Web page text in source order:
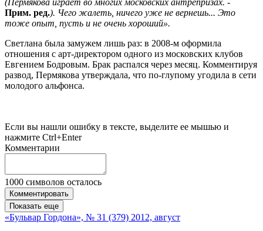
Прим. ред.). Чего жалеть, ничего уже не вернешь... Это
тоже опыт, пусть и не очень хороший».
Светлана была замужем лишь раз: в 2008-м оформила
отношения с арт-директором одного из московских клубов
Евгением Бодровым. Брак распался через месяц. Комментируя
развод, Пермякова утверждала, что по-глупому угодила в сети
молодого альфонса.
Если вы нашли ошибку в тексте, выделите ее мышью и
нажмите Ctrl+Enter
Комментарии
1000 символов осталось
Комментировать
Показать еще
«Бульвар Гордона», № 31 (379) 2012, август